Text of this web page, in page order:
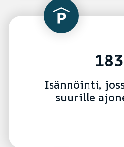
183
Isännöinti,
suurille